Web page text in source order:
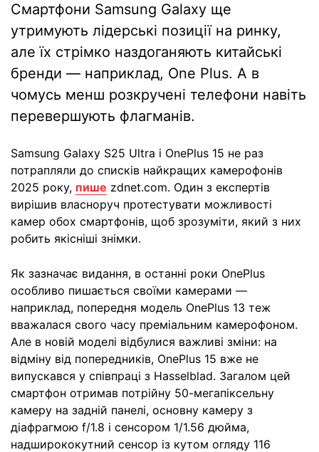
Смартфони Samsung Galaxy ще
утримують лідерські позиції на ринку,
але їх стрімко наздоганяють китайські
бренди — наприклад, One Plus. А в
чомусь менш розкручені телефони навіть
перевершують флагманів.
Samsung Galaxy S25 Ultra і OnePlus 15 не раз
потрапляли до списків найкращих камерофонів
2025 року, пише zdnet.com. Один з експертів
вирішив власноруч протестувати можливості
камер обох смартфонів, щоб зрозуміти, який з них
робить якісніші знімки.
Як зазначає видання, в останні роки OnePlus
особливо пишається своїми камерами —
наприклад, попередня модель OnePlus 13 теж
вважалася свого часу преміальним камерофоном.
Але в новій моделі відбулися важливі зміни: на
відміну від попередників, OnePlus 15 вже не
випускався у співпраці з Hasselblad. Загалом цей
смартфон отримав потрійну 50-мегапіксельну
камеру на задній панелі, основну камеру з
діафрагмою f/1.8 і сенсором 1/1.56 дюйма,
надширококутний сенсор із кутом огляду 116